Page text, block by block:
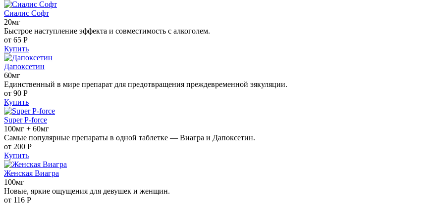
Сиалис Софт
20мг
Быстрое наступление эффекта и совместимость с алкоголем.
от 65 Р
Купить
Дапоксетин
60мг
Единственный в мире препарат для предотвращения преждевременной эякуляции.
от 90 Р
Купить
Super P-force
100мг + 60мг
Самые популярные препараты в одной таблетке — Виагра и Дапоксетин.
от 200 Р
Купить
Женская Виагра
100мг
Новые, яркие ощущения для девушек и женщин.
от 116 Р